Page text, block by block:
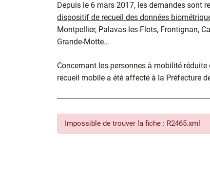
Depuis le 6 mars 2017, les demandes sont
dispositif de recueil des données
Montpellier, Palavas-les-Flots, Frontignan,
Grande-Motte…
Concernant les personnes à mobilité
recueil mobile a été affecté à la Préfecture
Impossible de trouver la fiche : R2465.xml